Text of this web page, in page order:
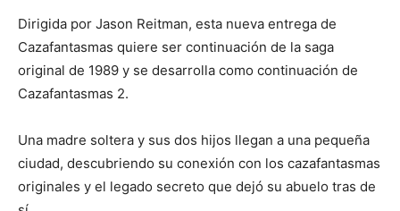
Dirigida por Jason Reitman, esta nueva entrega de
Cazafantasmas quiere ser continuación de la saga
original de 1989 y se desarrolla como continuación de
Cazafantasmas 2.
Una madre soltera y sus dos hijos llegan a una pequeña
ciudad, descubriendo su conexión con los cazafantasmas
originales y el legado secreto que dejó su abuelo tras de